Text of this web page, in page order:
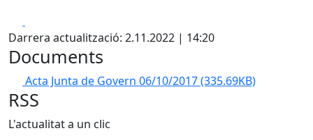
Darrera actualització: 2.11.2022 | 14:20
Documents
Acta Junta de Govern 06/10/2017(335.69KB)
RSS
L'actualitat a un clic